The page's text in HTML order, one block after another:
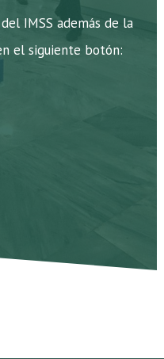
IMSS además de la
el siguiente botón: